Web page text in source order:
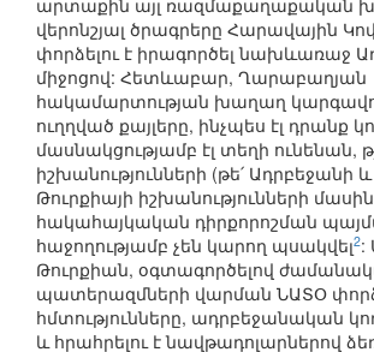
արտաքին այլ ռազմաքաղաքական
վերոնշյալ ծրագրերը Հարավային
փորձելու է իրագործել նախևառաջ
միջոցով: Հետևաբար, Ղարաբաղյան
հակամարտության խաղաղ
ուղղված քայլերը, ինչպես էլ դրանք
մասնակցությամբ էլ տեղի ունենան,
իշխանությունների (թե՛ Ադրբեջանի և
Թուրքիայի իշխանությունների
հակահայկական դիրքորոշման
հաջողությամբ չեն կարող պսակվել2:
Թուրքիան, օգտագործելով
պատերազմների վարման ՆԱՏՕ
հմտությունները, ադրբեջանական
և հրահրելու է նավթադոլարներով